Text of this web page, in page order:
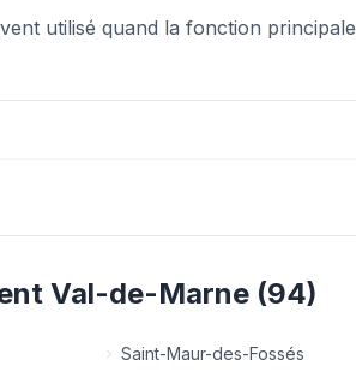
utilisé quand la fonction principale
Val-de-Marne (94)
Saint-Maur-des-Fossés